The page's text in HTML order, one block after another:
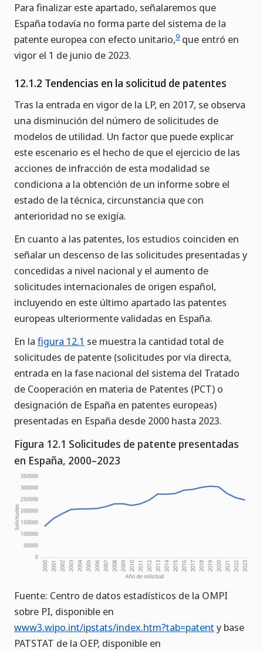
Para finalizar este apartado, señalaremos que
España todavía no forma parte del sistema de la
patente europea con efecto unitario,9 que entró en
vigor el 1 de junio de 2023.
12.1.2 Tendencias en la solicitud de patentes
Tras la entrada en vigor de la LP, en 2017, se observa
una disminución del número de solicitudes de
modelos de utilidad. Un factor que puede explicar
este escenario es el hecho de que el ejercicio de las
acciones de infracción de esta modalidad se
condiciona a la obtención de un informe sobre el
estado de la técnica, circunstancia que con
anterioridad no se exigía.
En cuanto a las patentes, los estudios coinciden en
señalar un descenso de las solicitudes presentadas y
concedidas a nivel nacional y el aumento de
solicitudes internacionales de origen español,
incluyendo en este último apartado las patentes
europeas ulteriormente validadas en España.
En la figura 12.1 se muestra la cantidad total de
solicitudes de patente (solicitudes por vía directa,
entrada en la fase nacional del sistema del Tratado
de Cooperación en materia de Patentes (PCT) o
designación de España en patentes europeas)
presentadas en España desde 2000 hasta 2023.
Figura 12.1 Solicitudes de patente presentadas
en España, 2000–2023
Fuente: Centro de datos estadísticos de la OMPI
sobre PI, disponible en
www3.wipo.int/ipstats/index.htm?tab=patent y base
PATSTAT de la OEP, disponible en